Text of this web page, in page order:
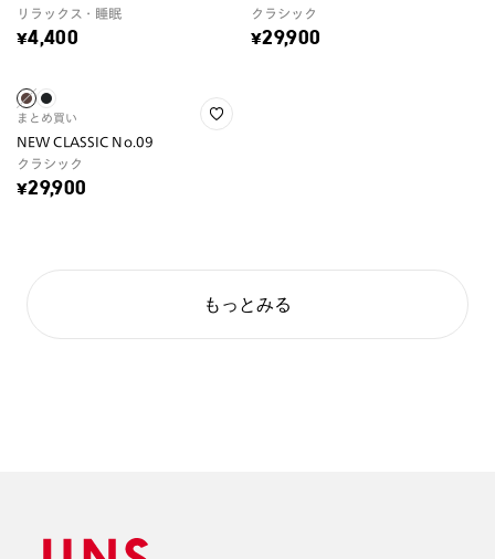
リラックス・睡眠
¥4,400
クラシック
¥29,900
まとめ買い
NEW CLASSIC No.09
クラシック
¥29,900
もっとみる